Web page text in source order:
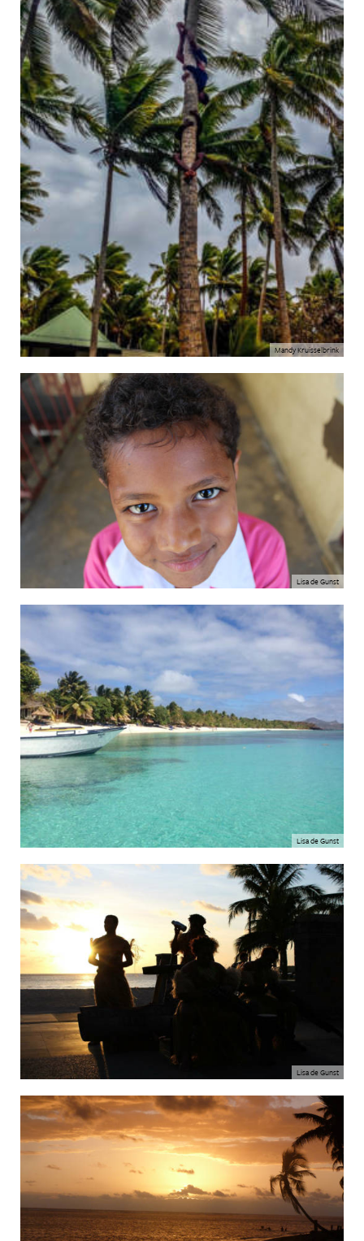
Mandy Kruisselbrink
Lisa de Gunst
Lisa de Gunst
Lisa de Gunst